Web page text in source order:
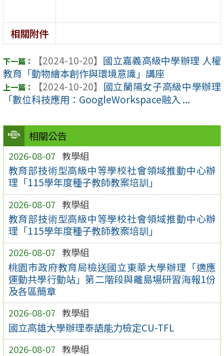
相關公告
2026-08-07 教學組
教育部技術型高級中等學校社會領域推動中心辦
理「115學年度種子教師教案培訓」
2026-08-07 教學組
教育部技術型高級中等學校社會領域推動中心辦
理「115學年度種子教師教案培訓」
2026-08-07 教學組
桃園市政府教育局檢送國立東華大學辦理「適應
運動共學行動站」第二階段與離島場研習海報1份
及各區簡章
2026-08-07 教學組
國立高雄大學辦理泰語能力檢定CU-TFL
2026-08-07 教學組
相關附件
【2024-10-20】 國立嘉義高級中學辦理 人權
教育「動物繪本創作與環境意識」講座
【2024-10-20】 國立蘭陽女子高級中學辦理
「數位科技應用：GoogleWorkspace融入 ...